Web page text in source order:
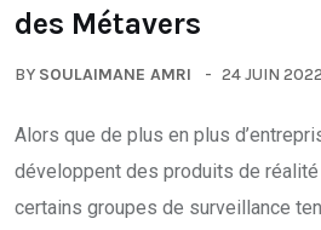
des Métavers
BY SOULAIMANE AMRI 24 JUIN 2022
Alors que de plus en plus
développent des produits de
certains groupes de surveillance